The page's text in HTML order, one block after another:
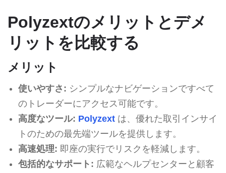
Polyzextのメリットとデメ
リットを比較する
メリット
使いやすさ: シンプルなナビゲーションですべて
のトレーダーにアクセス可能です。
高度なツール: Polyzextは、優れた取引インサイ
トのための最先端ツールを提供します。
高速処理: 即座の実行でリスクを軽減します。
包括的なサポート: 広範なヘルプセンターと顧客